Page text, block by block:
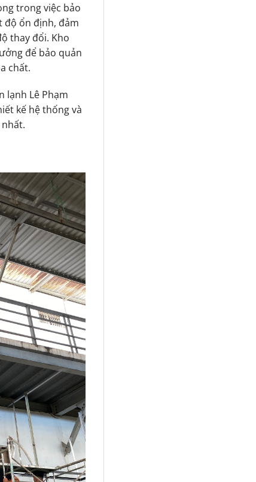
trong việc bảo
độ ổn định, đảm
thay đổi. Kho
để bảo quản
chất.
lạnh Lê Phạm
kế hệ thống và